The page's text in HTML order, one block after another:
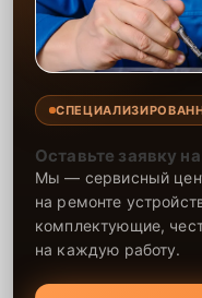
Оставьте заявку
Мы — сервисный
на ремонте
комплектующие,
на каждую работу.